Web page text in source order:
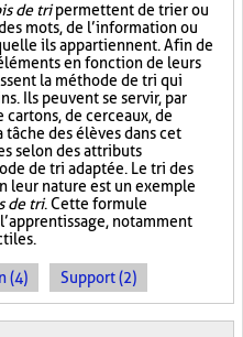
de tripermettent de trier ou
mots, de l’information ou
ils appartiennent. Afin de
en fonction de leurs
la méthode de tri qui
Ils peuvent se servir, par
de cerceaux, de
tâche des élèves dans cet
selon des attributs
de tri adaptée. Le tri des
leur nature est un exemple
de tri. Cette formule
notamment
(4) Support (2)